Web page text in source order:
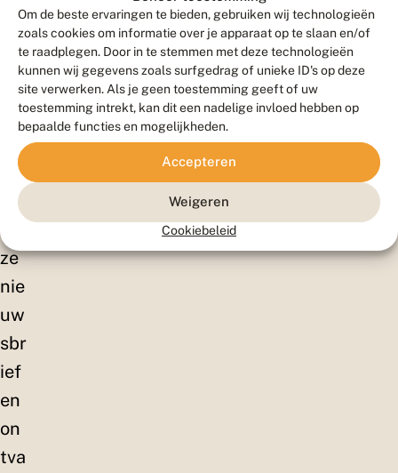
Om de beste ervaringen te bieden, gebruiken wij technologieën
zoals cookies om informatie over je apparaat op te slaan en/of
te raadplegen. Door in te stemmen met deze technologieën
kunnen wij gegevens zoals surfgedrag of unieke ID's op deze
site verwerken. Als je geen toestemming geeft of uw
toestemming intrekt, kan dit een nadelige invloed hebben op
bepaalde functies en mogelijkheden.
Accepteren
Weigeren
Cookiebeleid
en!
Sc
hrij
f je
vo
on
ze
nie
uw
sbr
ief
en
on
tva